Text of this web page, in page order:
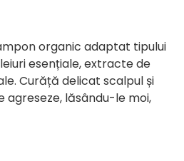
organic adaptat tipului
esențiale, extracte de
Curăță delicat scalpul și
agreseze, lăsându-le moi,